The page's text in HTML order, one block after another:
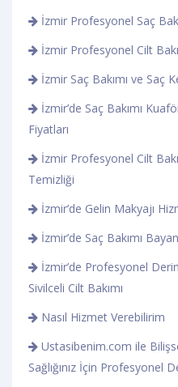
İzmir Profesyonel Saç
İzmir Profesyonel Cilt
İzmir Saç Bakımı ve Saç
İzmir’de Saç Bakımı
Fiyatları
İzmir Profesyonel Cilt
Temizliği
İzmir’de Gelin Makyajı
İzmir’de Saç Bakımı
İzmir’de Profesyonel
Sivilceli Cilt Bakımı
Nasıl Hizmet Verebilirim
Ustasibenim.com ile
Sağlığınız İçin Profesyonel